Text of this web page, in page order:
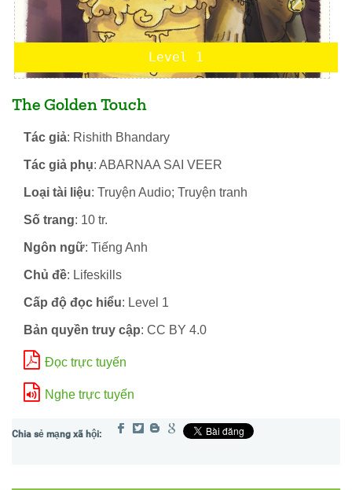
Level 1
The Golden Touch
Tác giả: Rishith Bhandary
Tác giả phụ: ABARNAA SAI VEER
Loại tài liệu: Truyện Audio; Truyện tranh
Số trang: 10 tr.
Ngôn ngữ: Tiếng Anh
Chủ đề: Lifeskills
Cấp độ đọc hiểu: Level 1
Bản quyền truy cập: CC BY 4.0
Đọc trực tuyến
Nghe trực tuyến